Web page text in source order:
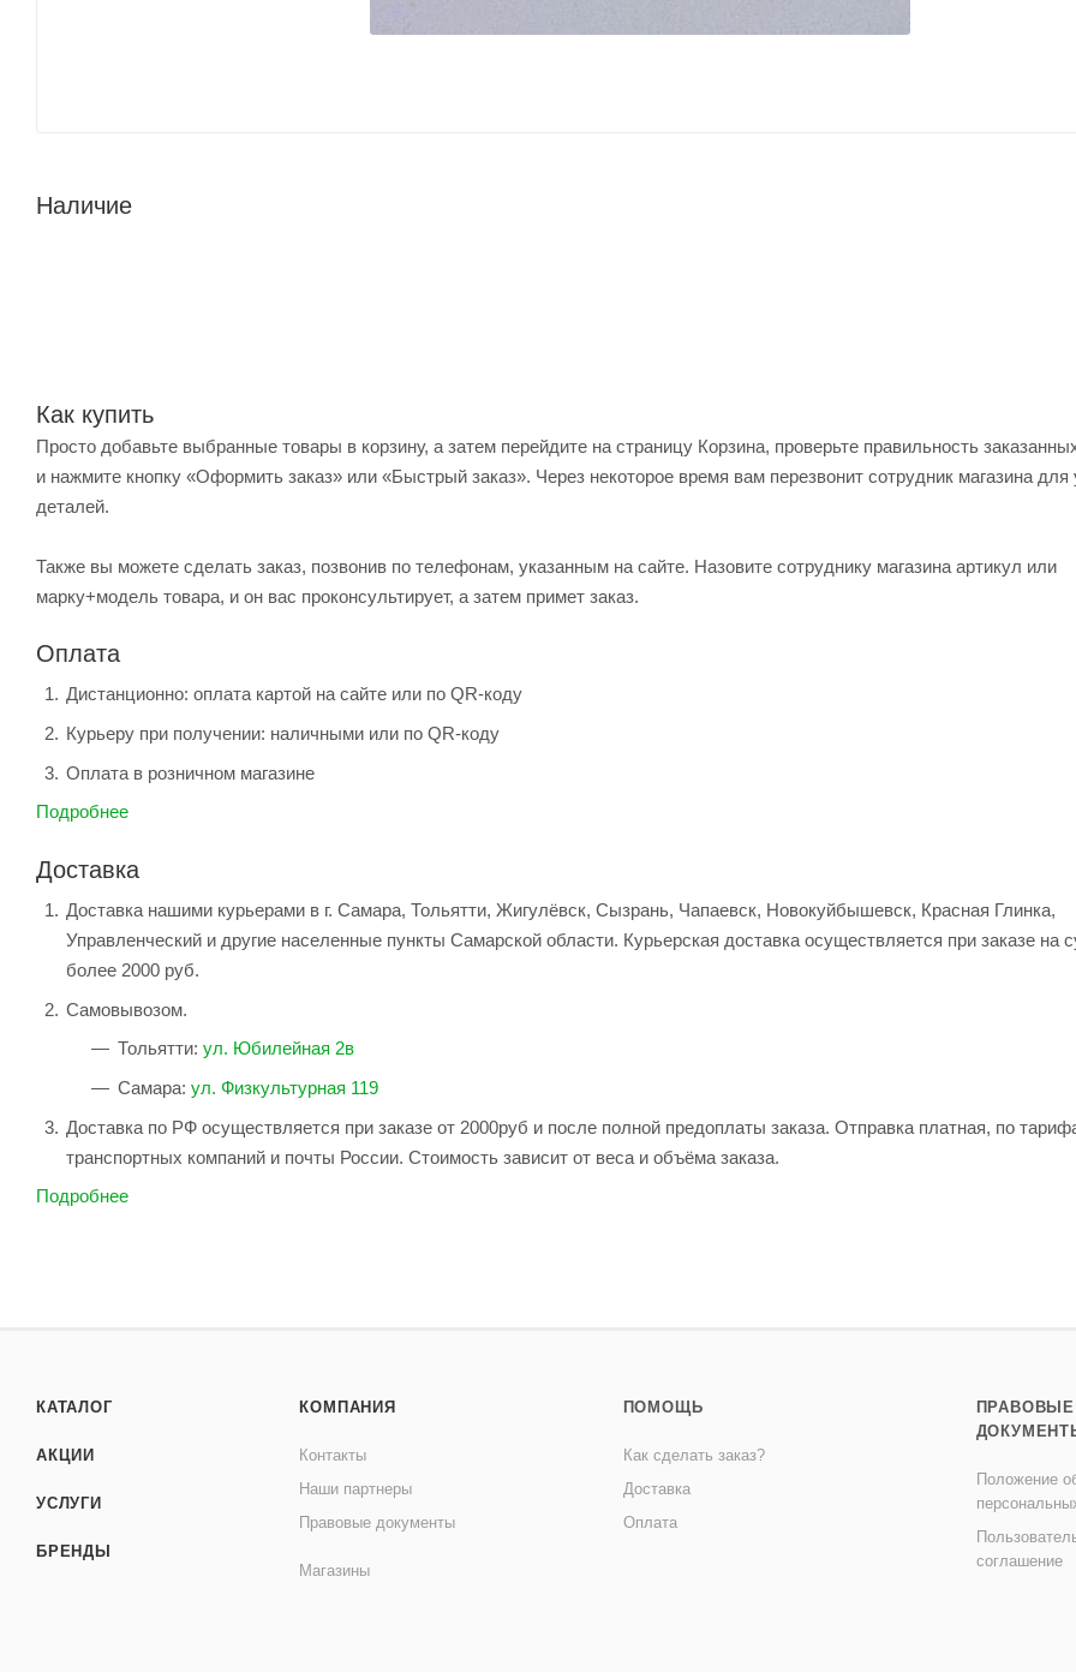
Наличие
Как купить
Просто добавьте выбранные товары в корзину, а затем перейдите на страницу Корзина, проверьте правильность
и нажмите кнопку «Оформить заказ» или «Быстрый заказ». Через некоторое время вам перезвонит сотрудник магазина для
деталей.
Также вы можете сделать заказ, позвонив по телефонам, указанным на сайте. Назовите сотруднику магазина артикул или
марку+модель товара, и он вас проконсультирует, а затем примет заказ.
Оплата
Дистанционно: оплата картой на сайте или по QR-коду
Курьеру при получении: наличными или по QR-коду
Оплата в розничном магазине
Подробнее
Доставка
Доставка нашими курьерами в г. Самара, Тольятти, Жигулёвск, Сызрань, Чапаевск, Новокуйбышевск, Красная Глинка,
Управленческий и другие населенные пункты Самарской области. Курьерская доставка осуществляется при заказе на
более 2000 руб.
Самовывозом.
Тольятти: ул. Юбилейная 2в
Самара: ул. Физкультурная 119
Доставка по РФ осуществляется при заказе от 2000руб и после полной предоплаты заказа. Отправка платная, по
транспортных компаний и почты России. Стоимость зависит от веса и объёма заказа.
Подробнее
КАТАЛОГ
АКЦИИ
УСЛУГИ
БРЕНДЫ
КОМПАНИЯ
Контакты
Наши партнеры
Правовые документы
Магазины
ПОМОЩЬ
Как сделать заказ?
Доставка
Оплата
ПРАВОВЫЕ
Положение
соглашение